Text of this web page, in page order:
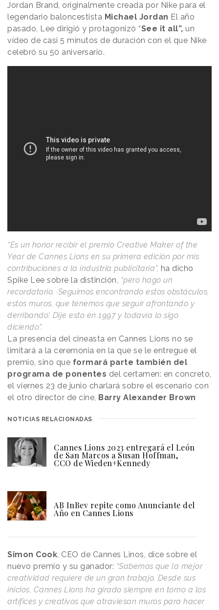
Jordan Brand, originalmente creada por Nike para el
legendario baloncestista Michael Jordan El año
pasado, Lee dirigió y protagonizó “See it all”, un
vídeo de casi 5 minutos de duración con el que Nike
celebró su 50 aniversario.
“Es un honor recibir el premio Creative Maker of the
Year de Cannes Lions en su primera edición por mis
contribuciones a la industria publicitaria”, ha dicho
Spike Lee sobre la distinción, “pero hago un
recordatorio. ·Seguimos encontrando estos obstáculos,
estos muros, que tenemos que seguir afrontando y
derribando’. Dije esto en 1997 y todavía lo sigo
diciendo”.
La presencia del cineasta en Cannes Lions no se
limitará a la ceremonia en la que se le entregue el
premio, sino que formará parte también del
programa de ponentes del certamen: en concreto,
el viernes 23 de junio charlará sobre el escenario con
el otro director de cine, Barry Alexander Brown
NOTICIAS RELACIONADAS
Cannes Lions 2023 entregará el León
de San Marcos a Susan Hoffman,
CCO de Wieden+Kennedy
AB InBev repite como Anunciante del
Año en Cannes Lions
Simon Cook, CEO de Cannes Linos, dice sobre el
nuevo premio y su ganador: “Sabemos que la mejor
creatividad requiere de un gran trabajo. Desde sus
inicios, Cannes Lions ha girado siempre en torno a los
artífices y creativos que atraviesan muros para hacer